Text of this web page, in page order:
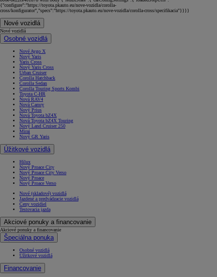
{"configure":"https://toyota.pkauto.eu/nove-vozidla/corolla-
cross/konfigurator","specs":"https://toyota.pkauto.eu/nove-vozidla/corolla-cross/specifikacia"}}}}
Nové vozidlá
Nové vozidlá
Osobné vozidlá
Nové Aygo X
Nový Yaris
Yaris Cross
Nový Yaris Cross
Urban Cruiser
Corolla Hatchback
Corolla Sedan
Corolla Touring Sports Kombi
Toyota C-HR
Nová RAV4
Nová Camry
Nový Prius
Nová Toyota bZ4X
Nová Toyota bZ4X Touring
Nový Land Cruiser 250
Mirai
Nový GR Yaris
Úžitkové vozidlá
Hilux
Nový Proace City
Nový Proace City Verso
Nový Proace
Nový Proace Verso
Nové (skladové) vozidlá
Jazdené a predvádzacie vozidlá
Ceny vozidiel
Testovacia jazda
Akciové ponuky a financovanie
Akciové ponuky a financovanie
Špeciálna ponuka
Osobné vozidlá
Úžitkové vozidlá
Financovanie